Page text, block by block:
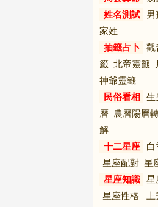
姓名測試
男
家姓
抽籤占卜
觀
籤 北帝靈籤
神爺靈籤
民俗看相
生
曆 農曆陽曆
解
十二星座
白
星座配對 星
星座知識 星
星座性格